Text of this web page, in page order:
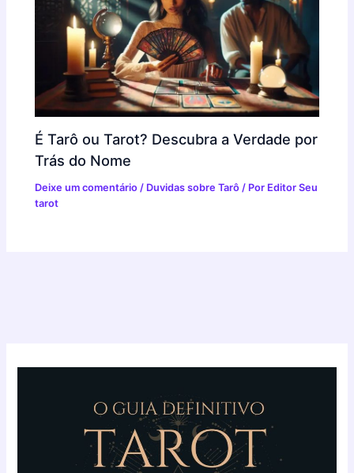
É Tarô ou Tarot? Descubra a Verdade por
Trás do Nome
Deixe um comentário / Duvidas sobre Tarô / Por Editor Seu
tarot